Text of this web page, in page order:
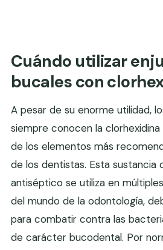
Cuándo utilizar
bucales con
A pesar de su enorme utilidad,
siempre conocen la clorhexidina
de los elementos más
de los dentistas. Esta sustancia
antiséptico se utiliza en
del mundo de la odontología,
para combatir contra las
de carácter bucodental. Por